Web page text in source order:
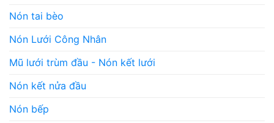
Nón tai bèo
Nón Lưới Công Nhân
Mũ lưới trùm đầu - Nón kết lưới
Nón kết nửa đầu
Nón bếp